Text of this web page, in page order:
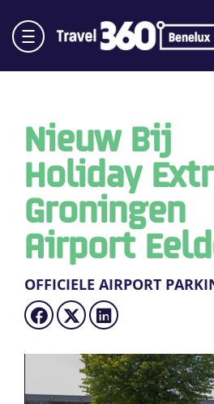
Nieuw Bij
Holiday
Groningen
Airport
OFFICIELE AIRPORT